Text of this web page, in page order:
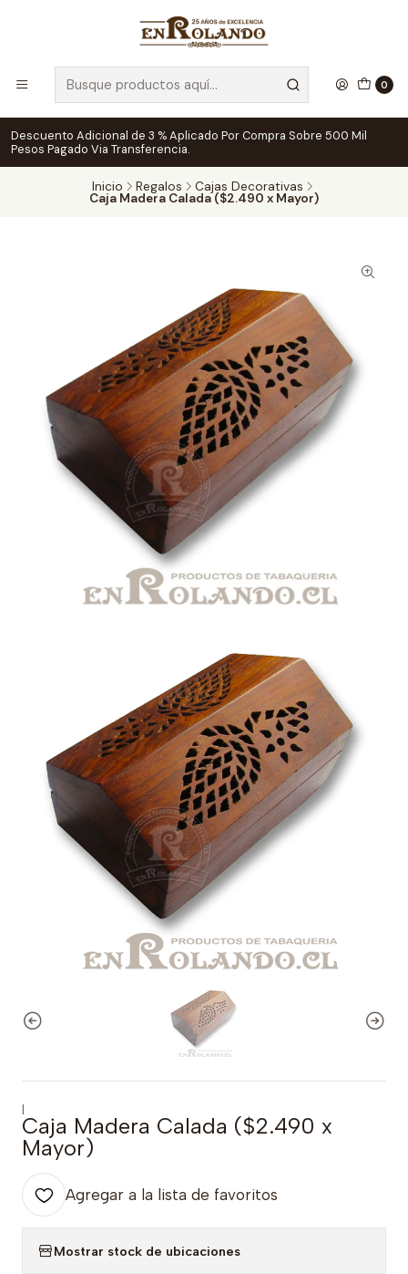
0
Descuento Adicional de 3 % Aplicado Por Compra Sobre 500 Mil
Pesos Pagado Via Transferencia.
Inicio Regalos Cajas Decorativas
Caja Madera Calada ($2.490 x Mayor)
|
Caja Madera Calada ($2.490 x
Mayor)
Agregar a la lista de favoritos
Mostrar stock de ubicaciones